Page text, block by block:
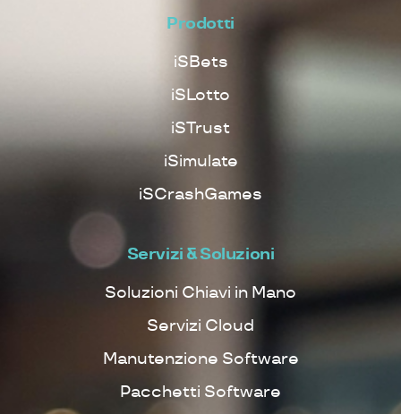
Prodotti
iSBets
iSLotto
iSTrust
iSimulate
iSCrashGames
Servizi & Soluzioni
Soluzioni Chiavi in Mano
Servizi Cloud
Manutenzione Software
Pacchetti Software